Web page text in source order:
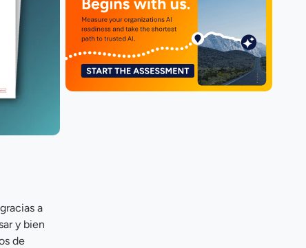
a
y bien
de